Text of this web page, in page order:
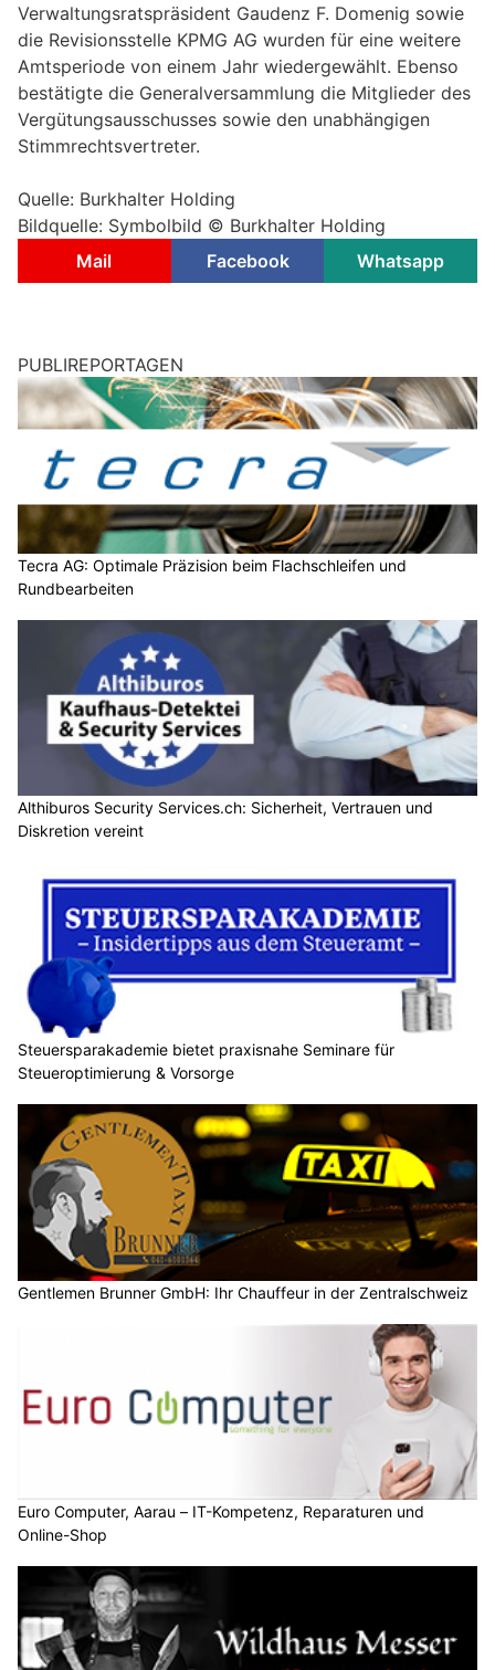
Verwaltungsratspräsident Gaudenz F. Domenig sowie
die Revisionsstelle KPMG AG wurden für eine weitere
Amtsperiode von einem Jahr wiedergewählt. Ebenso
bestätigte die Generalversammlung die Mitglieder des
Vergütungsausschusses sowie den unabhängigen
Stimmrechtsvertreter.
Quelle: Burkhalter Holding
Bildquelle: Symbolbild © Burkhalter Holding
Mail
Facebook Whatsapp
PUBLIREPORTAGEN
Tecra AG: Optimale Präzision beim Flachschleifen und
Rundbearbeiten
Althiburos Security Services.ch: Sicherheit, Vertrauen und
Diskretion vereint
Steuersparakademie bietet praxisnahe Seminare für
Steueroptimierung & Vorsorge
Gentlemen Brunner GmbH: Ihr Chauffeur in der Zentralschweiz
Euro Computer, Aarau – IT-Kompetenz, Reparaturen und
Online-Shop